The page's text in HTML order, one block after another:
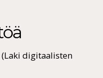
digitaalisten